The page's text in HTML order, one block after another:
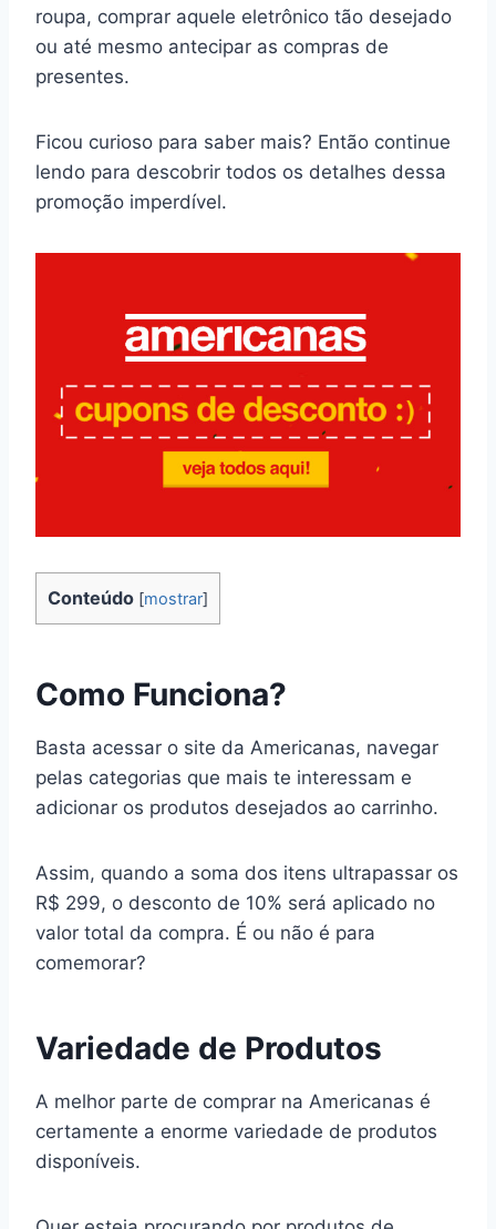
roupa, comprar aquele eletrônico tão desejado
ou até mesmo antecipar as compras de
presentes.
Ficou curioso para saber mais? Então continue
lendo para descobrir todos os detalhes dessa
promoção imperdível.
Conteúdo [mostrar]
Como Funciona?
Basta acessar o site da Americanas, navegar
pelas categorias que mais te interessam e
adicionar os produtos desejados ao carrinho.
Assim, quando a soma dos itens ultrapassar os
R$ 299, o desconto de 10% será aplicado no
valor total da compra. É ou não é para
comemorar?
Variedade de Produtos
A melhor parte de comprar na Americanas é
certamente a enorme variedade de produtos
disponíveis.